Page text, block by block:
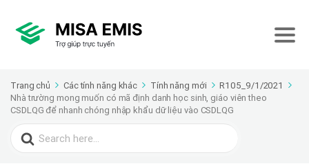
Trang chủ Các tính năng khác Tính năng mới
R105_9/1/2021
Nhà trường mong muốn có mã định danh học sinh, giáo viên theo
CSDLQG để nhanh chóng nhập khẩu dữ liệu vào CSDLQG
Search
for: